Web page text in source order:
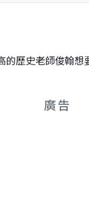
歷史老師俊翰想
廣告